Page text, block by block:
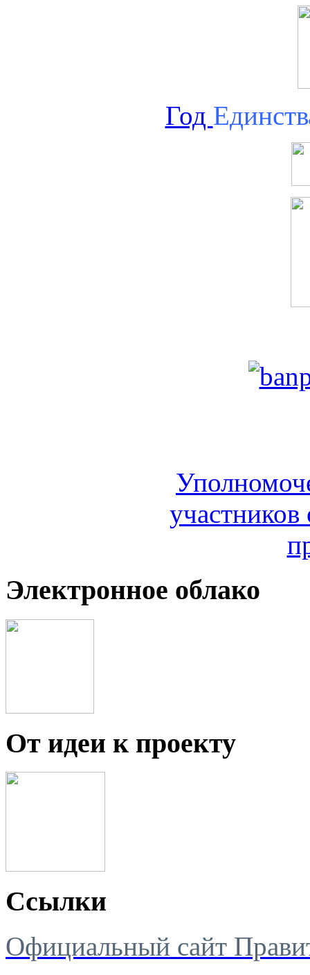
Год
участников
Электронное облако
От идеи к проекту
Ссылки
Официальный сайт